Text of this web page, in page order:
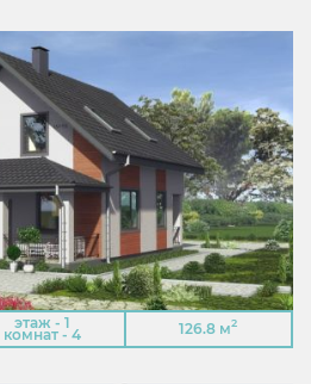
этаж - 1
комнат - 4 126.8 м2